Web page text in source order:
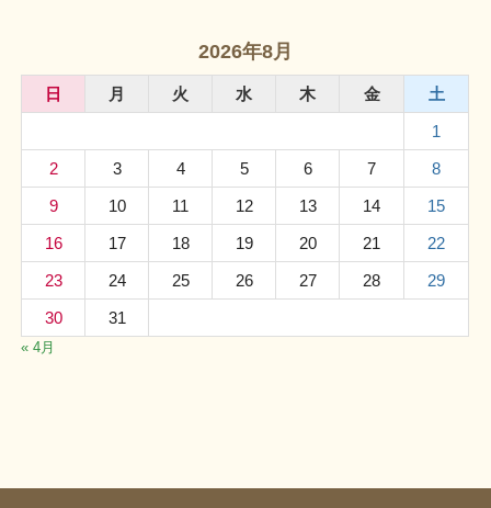
2026年8月
日 月 火 水 木 金
土
1
2
3 4 5 6 7
8
9
10 11 12 13 14
15
16
17 18 19 20 21
22
23
24 25 26 27 28
29
30
31
« 4月